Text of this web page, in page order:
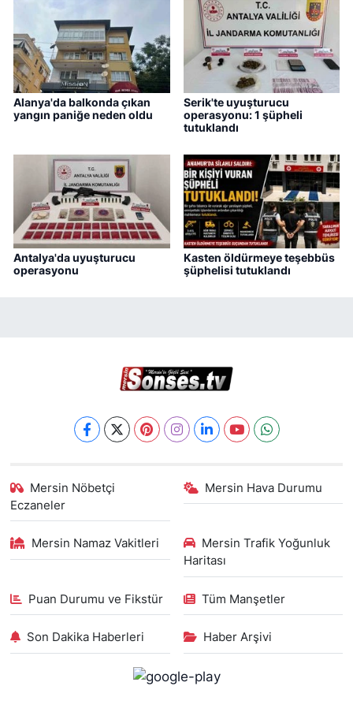
Alanya'da balkonda çıkan
yangın paniğe neden oldu
Serik'te uyuşturucu
operasyonu: 1 şüpheli
tutuklandı
Antalya'da uyuşturucu
operasyonu
Kasten öldürmeye teşebbüs
şüphelisi tutuklandı
Mersin Nöbetçi
Eczaneler
Mersin Hava Durumu
Mersin Namaz Vakitleri
Mersin Trafik Yoğunluk
Haritası
Puan Durumu ve Fikstür Tüm Manşetler
Son Dakika Haberleri Haber Arşivi